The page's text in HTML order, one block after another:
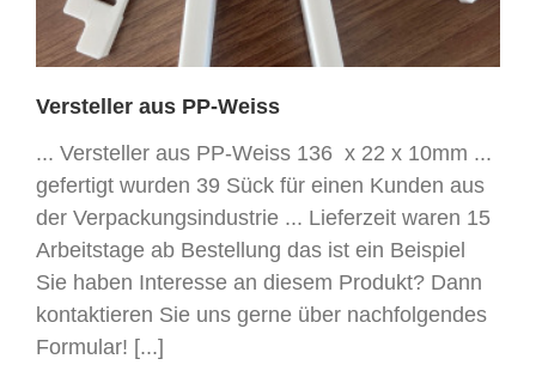
Versteller aus PP-Weiss
... Versteller aus PP-Weiss 136 x 22 x 10mm ...
gefertigt wurden 39 Sück für einen Kunden aus
der Verpackungsindustrie ... Lieferzeit waren 15
Arbeitstage ab Bestellung das ist ein Beispiel
Sie haben Interesse an diesem Produkt? Dann
kontaktieren Sie uns gerne über nachfolgendes
Formular! [...]